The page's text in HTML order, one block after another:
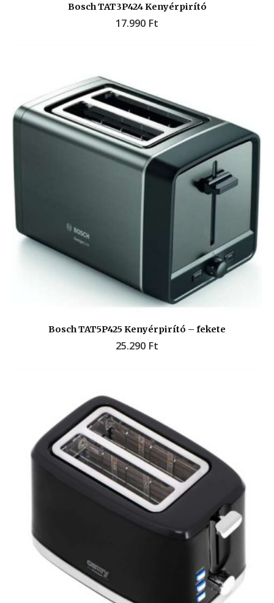
Bosch TAT3P424 Kenyérpirító
17.990 Ft
Bosch TAT5P425 Kenyérpirító – fekete
25.290 Ft